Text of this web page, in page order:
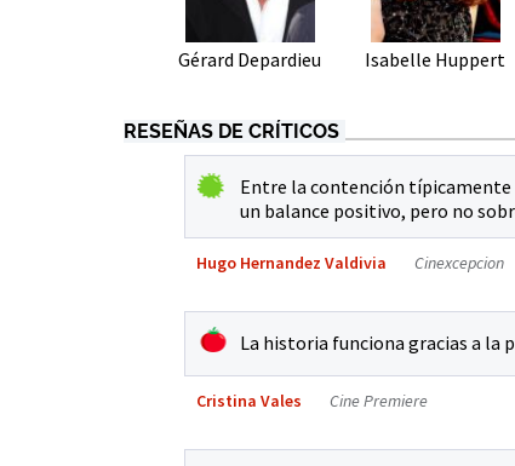
Gérard Depardieu Isabelle Huppert
RESEÑAS DE CRÍTICOS
Entre la contención típicamente
un balance positivo, pero no
Hugo Hernandez Valdivia Cinexcepcion
La historia funciona gracias a la
Cristina Vales Cine Premiere